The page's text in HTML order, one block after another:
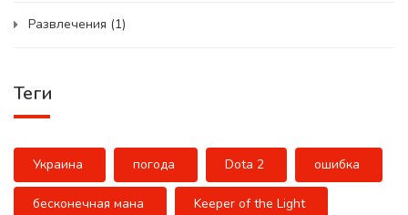
Развлечения (1)
Теги
Украина погода Dota 2 ошибка
бесконечная мана Keeper of the Light